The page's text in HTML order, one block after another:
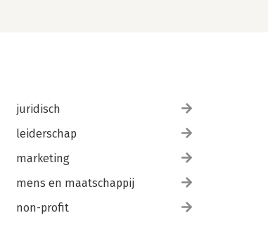
juridisch
leiderschap
marketing
mens en maatschappij
non-profit